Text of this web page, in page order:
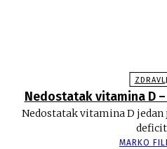
Nedostatak vitamina D
Nedostatak vitamina D
MARKO